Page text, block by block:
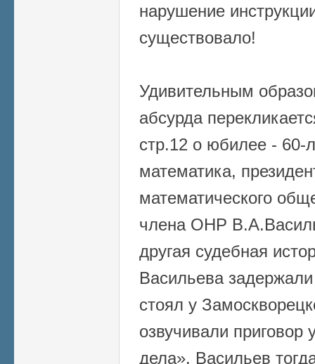
нарушение
существовало!
Удивительным
абсурда
стр.12 о юбилее - 60-
математика,
математического
члена ОНР
другая судебная
Васильева
стоял у
озвучивали приговор
дела». Васильев